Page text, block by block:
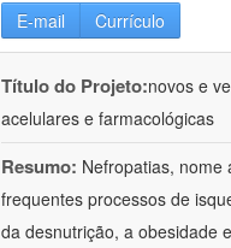
E-mail Currículo
Título do Projeto:novos e
acelulares e farmacológicas
Resumo: Nefropatias, nome
frequentes processos de
da desnutrição, a obesidade